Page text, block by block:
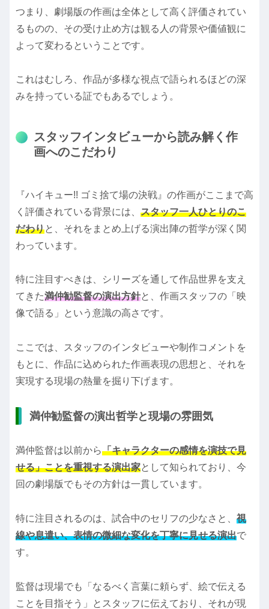
つまり、劇場版の作画は全体として高く評価されてい
るものの、その受け止め方は観る人の背景や価値観に
よって変わるということです。
これはむしろ、作品が多様な視点で語られるほどの深
みを持っている証でもあるでしょう。
スタッフインタビューから読み解く作
画へのこだわり
『ハイキュー!! ゴミ捨て場の決戦』の作画がここまで高
く評価されている背景には、 スタッフ一人ひとりのこ
だわりと、それをまとめ上げる演出陣の哲学が深く関
わっています。
特に注目すべきは、シリーズを通して作品世界を支え
てきた満仲勧監督の演出方針と、作画スタッフの「映
像で語る」という意識の高さです。
ここでは、スタッフのインタビューや制作コメントを
もとに、作品に込められた作画表現の思想と、それを
実現する現場の熱量を掘り下げます。
満仲勧監督の演出哲学と現場の雰囲気
満仲監督は以前から「キャラクターの感情を演技で見
せる」ことを重視する演出家として知られており、今
回の劇場版でもその方針は一貫しています。
特に注目されるのは、試合中のセリフの少なさと、 視
線や息遣い、表情の微細な変化を丁寧に見せる演出で
す。
監督は現場でも「なるべく言葉に頼らず、絵で伝える
ことを目指そう」とスタッフに伝えており、それが現